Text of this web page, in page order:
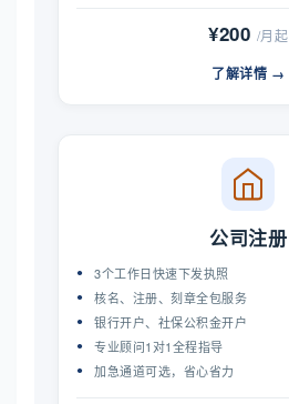
¥200 /月起
了解详情 →
公司注册
3个工作日快速下发执照
核名、注册、刻章全包服务
银行开户、社保公积金开户
专业顾问1对1全程指导
加急通道可选，省心省力